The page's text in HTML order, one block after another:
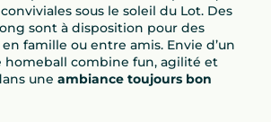
sous le soleil du Lot. Des
sont à disposition pour des
famille ou entre amis. Envie d’un
homeball combine fun, agilité et
une ambiance toujours bon